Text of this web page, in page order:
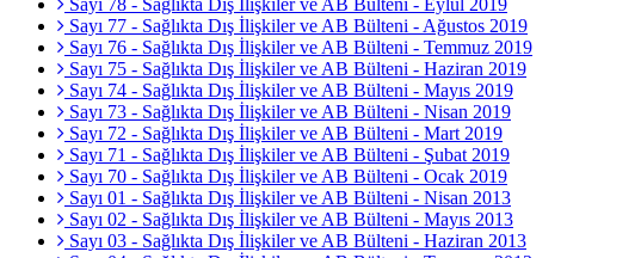
Sayı 78 - Sağlıkta Dış İlişkiler ve AB Bülteni - Eylül 2019
Sayı 77 - Sağlıkta Dış İlişkiler ve AB Bülteni - Ağustos 2019
Sayı 76 - Sağlıkta Dış İlişkiler ve AB Bülteni - Temmuz 2019
Sayı 75 - Sağlıkta Dış İlişkiler ve AB Bülteni - Haziran 2019
Sayı 74 - Sağlıkta Dış İlişkiler ve AB Bülteni - Mayıs 2019
Sayı 73 - Sağlıkta Dış İlişkiler ve AB Bülteni - Nisan 2019
Sayı 72 - Sağlıkta Dış İlişkiler ve AB Bülteni - Mart 2019
Sayı 71 - Sağlıkta Dış İlişkiler ve AB Bülteni - Şubat 2019
Sayı 70 - Sağlıkta Dış İlişkiler ve AB Bülteni - Ocak 2019
Sayı 01 - Sağlıkta Dış İlişkiler ve AB Bülteni - Nisan 2013
Sayı 02 - Sağlıkta Dış İlişkiler ve AB Bülteni - Mayıs 2013
Sayı 03 - Sağlıkta Dış İlişkiler ve AB Bülteni - Haziran 2013